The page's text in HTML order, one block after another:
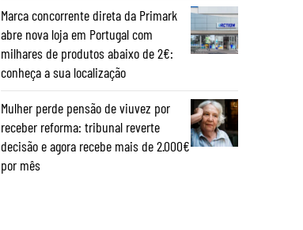
Marca concorrente direta da Primark
abre nova loja em Portugal com
milhares de produtos abaixo de 2€:
conheça a sua localização
Mulher perde pensão de viuvez por
receber reforma: tribunal reverte
decisão e agora recebe mais de 2.000€
por mês